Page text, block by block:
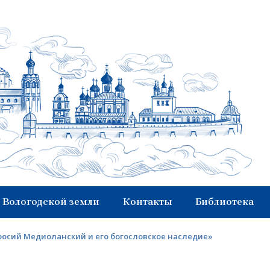
земли Контакты Библиотека
Медиоланский и его богословское наследие»